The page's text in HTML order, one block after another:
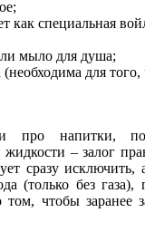
как специальная
мыло для душа;
для того,
про напитки,
– залог
сразу
(только без газа),
чтобы заранее